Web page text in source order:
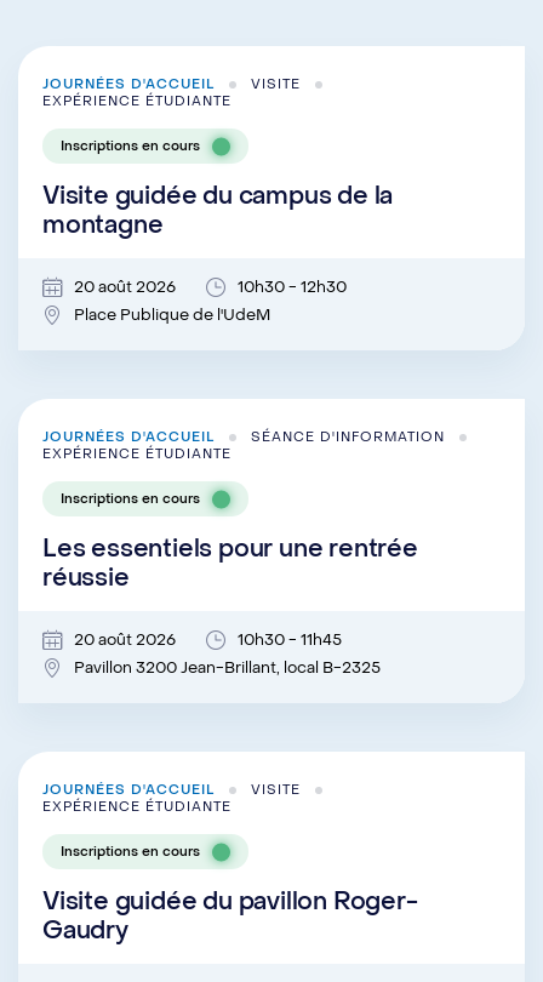
JOURNÉES D'ACCUEIL
VISITE
EXPÉRIENCE ÉTUDIANTE
Inscriptions en cours
Visite guidée du campus de la
montagne
20 août 2026
10h30 - 12h30
Place Publique de l'UdeM
JOURNÉES D'ACCUEIL
SÉANCE D'INFORMATION
EXPÉRIENCE ÉTUDIANTE
Inscriptions en cours
Les essentiels pour une rentrée
réussie
20 août 2026
10h30 - 11h45
Pavillon 3200 Jean-Brillant, local B-2325
JOURNÉES D'ACCUEIL
VISITE
EXPÉRIENCE ÉTUDIANTE
Inscriptions en cours
Visite guidée du pavillon Roger-
Gaudry